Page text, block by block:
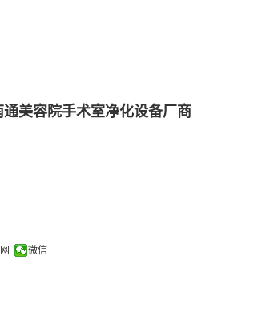
通美容院手术室净化设备厂商
微信